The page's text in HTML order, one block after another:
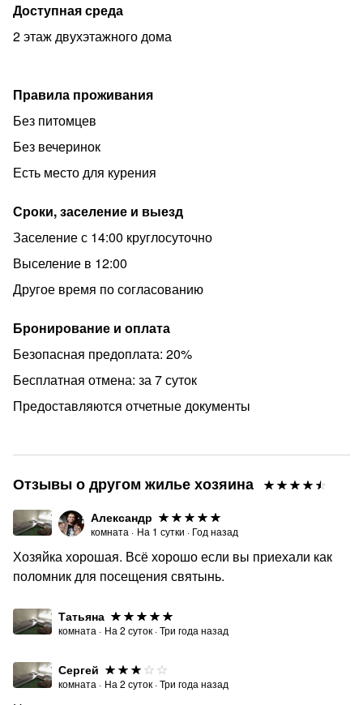
Доступная среда
2 этаж двухэтажного дома
Правила проживания
Без питомцев
Без вечеринок
Есть место для курения
Сроки, заселение и выезд
Заселение с 14:00 круглосуточно
Выселение в 12:00
Другое время по согласованию
Бронирование и оплата
Безопасная предоплата: 20%
Бесплатная отмена: за 7 суток
Предоставляются отчетные документы
Отзывы о другом жилье хозяина
Александр
комната · На 1 сутки · Год назад
Хозяйка хорошая. Всё хорошо если вы приехали как
поломник для посещения святынь.
Татьяна
комната · На 2 суток ·Три года назад
Сергей
комната · На 2 суток ·Три года назад